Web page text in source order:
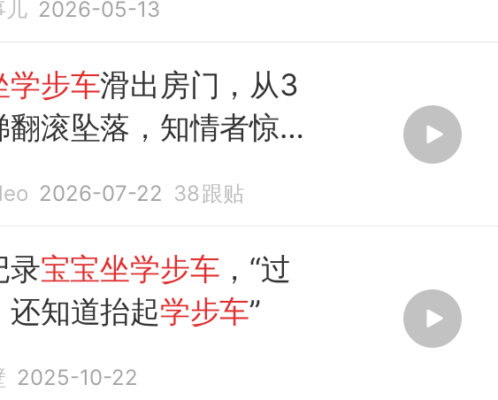
儿 2026-05-13
学步车滑出房门，从3
翻滚坠落，知情者惊吓
2026-07-22 38 跟贴
录宝宝坐学步车 ，“过
还知道抬起学步车”
2025-10-22